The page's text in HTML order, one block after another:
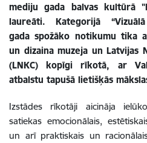
mediju gada balvas kultūrā
laureāti. Kategorijā
gadaspožāko notikumu tika
un dizaina muzeja un Latvijas
(LNKC) kopīgi rīkotā, ar
atbalstu tapušā lietišķās
Izstādes rīkotāji aicināja
satiekas emocionālais,
un arī praktiskais un